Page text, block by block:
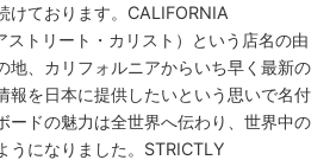
けております。CALIFORNIA
ストリート・カリスト）という店名の由
地、カリフォルニアからいち早く最新の
報を日本に提供したいという思いで名付
ードの魅力は全世界へ伝わり、世界中の
うになりました。STRICTLY